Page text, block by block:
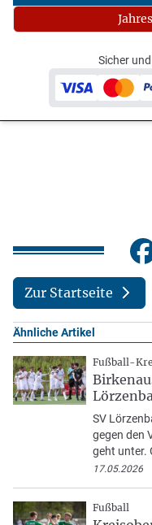
Sicher
Zur Startseite
Ähnliche Artikel
Fußball-
SV
gegen den
geht unter.
17.05.2026
Fußball